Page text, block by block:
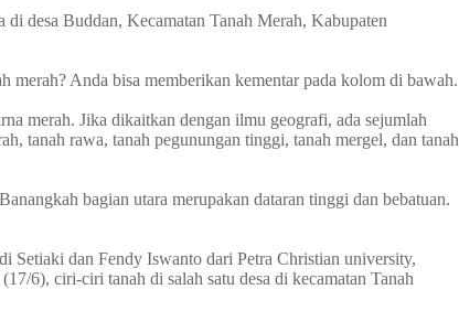
desa Buddan, Kecamatan Tanah Merah, Kabupaten
merah? Anda bisa memberikan kementar pada kolom di bawah.
merah. Jika dikaitkan dengan ilmu geografi, ada sejumlah
tanah rawa, tanah pegunungan tinggi, tanah mergel, dan tanah
bagian utara merupakan dataran tinggi dan bebatuan.
Setiaki dan Fendy Iswanto dari Petra Christian university,
6), ciri-ciri tanah di salah satu desa di kecamatan Tanah